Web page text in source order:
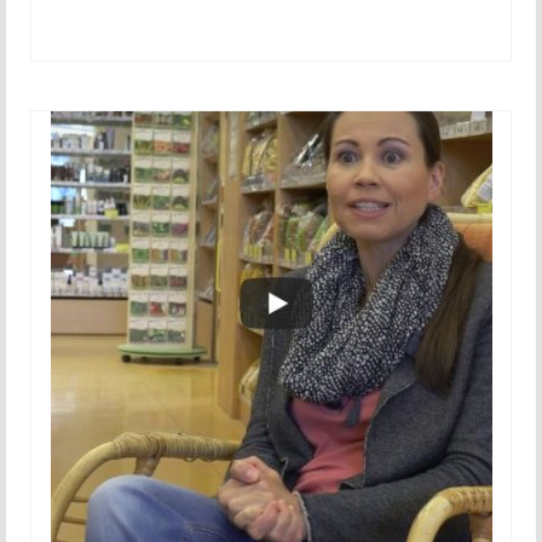
2016
Januar 2016
Februar 2016
Marec 2016
April 2016
Maj 2016
Junij 2016
Julij 2016
Avgust 2016